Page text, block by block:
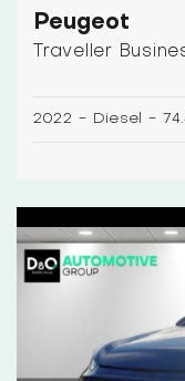
Peugeot
Traveller
2022 - Diesel -